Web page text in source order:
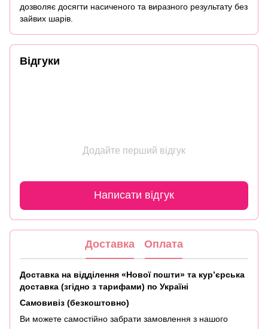
дозволяє досягти насиченого та виразного результату без
зайвих шарів.
Відгуки
Додайте перший відгук
Написати відгук
Доставка Оплата
Доставка на відділення «Нової пошти» та кур’єрська
доставка (згідно з тарифами) по Україні
Самовивіз (безкоштовно)
Ви можете самостійно забрати замовлення з нашого